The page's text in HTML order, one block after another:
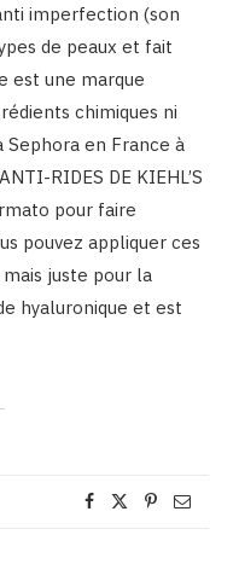
imperfection (son
de peaux et fait
est une marque
chimiques ni
Sephora en France à
RIDES DE KIEHL’S
pour faire
pouvez appliquer ces
juste pour la
hyaluronique et est